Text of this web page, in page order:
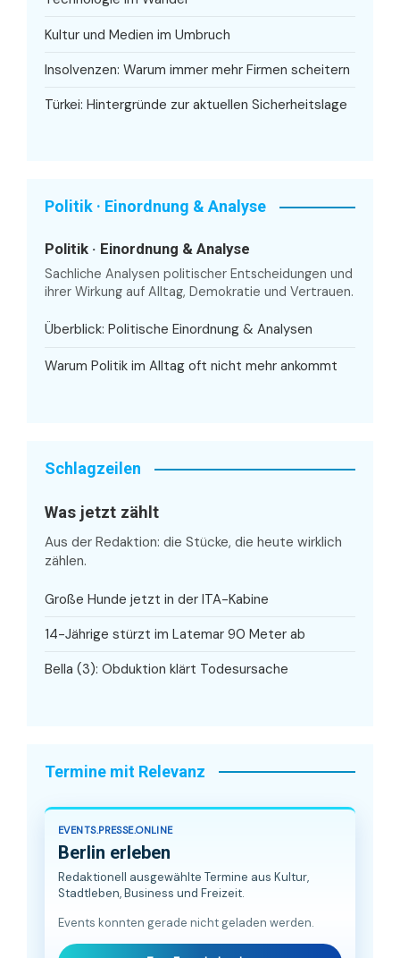
Kultur und Medien im Umbruch
Insolvenzen: Warum immer mehr Firmen scheitern
Türkei: Hintergründe zur aktuellen Sicherheitslage
Politik · Einordnung & Analyse
Politik · Einordnung & Analyse
Sachliche Analysen politischer Entscheidungen und
ihrer Wirkung auf Alltag, Demokratie und Vertrauen.
Überblick: Politische Einordnung & Analysen
Warum Politik im Alltag oft nicht mehr ankommt
Schlagzeilen
Was jetzt zählt
Aus der Redaktion: die Stücke, die heute wirklich
zählen.
Große Hunde jetzt in der ITA-Kabine
14-Jährige stürzt im Latemar 90 Meter ab
Bella (3): Obduktion klärt Todesursache
Termine mit Relevanz
EVENTS.PRESSE.ONLINE
Berlin erleben
Redaktionell ausgewählte Termine aus Kultur,
Stadtleben, Business und Freizeit.
Events konnten gerade nicht geladen werden.